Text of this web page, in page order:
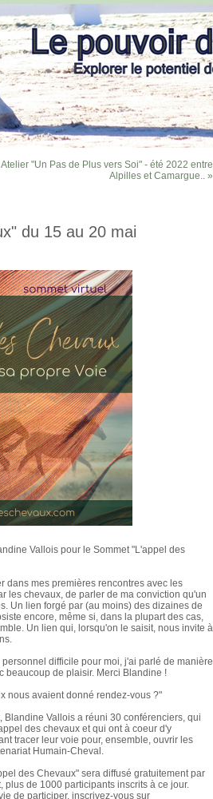
Atelier "Un Pas de Plus vers Soi" - été 2022 entre
Alpilles et Camargue.. »
du 15 au 20 mai
Vallois pour le Sommet "L'appel des
dans mes premières rencontres avec les
les chevaux, de parler de ma conviction qu'un
Un lien forgé par (au moins) des dizaines de
encore, même si, dans la plupart des cas,
Un lien qui, lorsqu'on le saisit, nous invite à
difficile pour moi, j'ai parlé de manière
beaucoup de plaisir. Merci Blandine !
nous avaient donné rendez-vous ?"
Blandine Vallois a réuni 30 conférenciers, qui
des chevaux et qui ont à coeur d'y
tracer leur voie pour, ensemble, ouvrir les
Humain-Cheval.
des Chevaux" sera diffusé gratuitement par
plus de 1000 participants inscrits à ce jour.
de participer, inscrivez-vous sur